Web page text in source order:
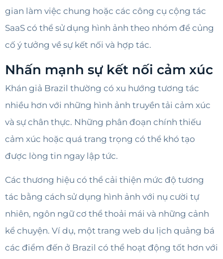
gian làm việc chung hoặc các công cụ cộng tác
SaaS có thể sử dụng hình ảnh theo nhóm để củng
cố ý tưởng về sự kết nối và hợp tác.
Nhấn mạnh sự kết nối cảm xúc
Khán giả Brazil thường có xu hướng tương tác
nhiều hơn với những hình ảnh truyền tải cảm xúc
và sự chân thực. Những phân đoạn chính thiếu
cảm xúc hoặc quá trang trọng có thể khó tạo
được lòng tin ngay lập tức.
Các thương hiệu có thể cải thiện mức độ tương
tác bằng cách sử dụng hình ảnh với nụ cười tự
nhiên, ngôn ngữ cơ thể thoải mái và những cảnh
kể chuyện. Ví dụ, một trang web du lịch quảng bá
các điểm đến ở Brazil có thể hoạt động tốt hơn với